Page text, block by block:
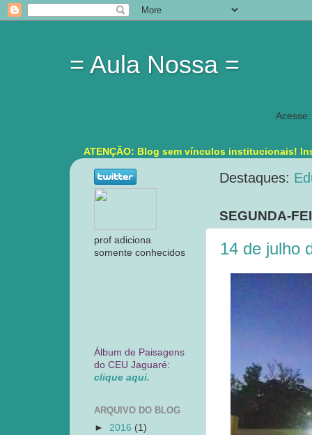
= Aula Nossa =
Acesse:
ATENÇÃO: Blog sem vínculos institucionais!
Destaques:
SEGUNDA-
14 de julho
prof adiciona
somente conhecidos
Álbum de Paisagens
do CEU Jaguaré:
clique aqui.
ARQUIVO DO BLOG
► 2016 (1)